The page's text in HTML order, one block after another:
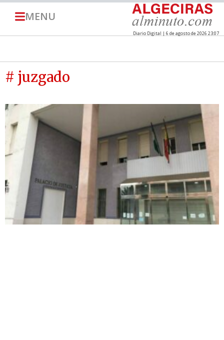
MENU
Diario Digital | 6 de agosto de 2026 23:07
# juzgado